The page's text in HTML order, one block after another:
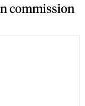
commission